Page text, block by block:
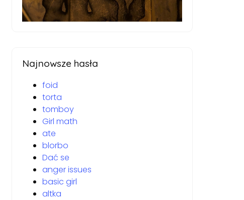
Najnowsze hasła
foid
torta
tomboy
Girl math
ate
blorbo
Dać se
anger issues
basic girl
altka